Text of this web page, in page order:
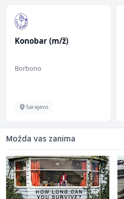
Konobar (m/ž)
Borbono
Sarajevo
Možda vas zanima